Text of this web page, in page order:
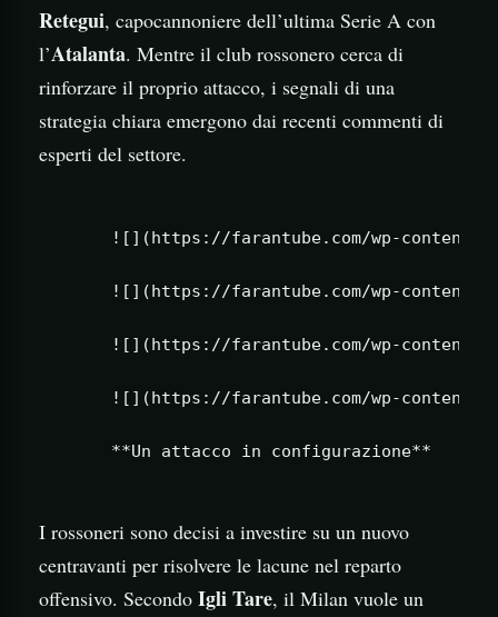
Retegui, capocannoniere dell’ultima Serie A con
l’Atalanta. Mentre il club rossonero cerca di
rinforzare il proprio attacco, i segnali di una
strategia chiara emergono dai recenti commenti di
esperti del settore.
![](https://farantube.com/wp-content/
![](https://farantube.com/wp-content/
![](https://farantube.com/wp-content/
![](https://farantube.com/wp-content/
I rossoneri sono decisi a investire su un nuovo
centravanti per risolvere le lacune nel reparto
offensivo. Secondo Igli Tare, il Milan vuole un